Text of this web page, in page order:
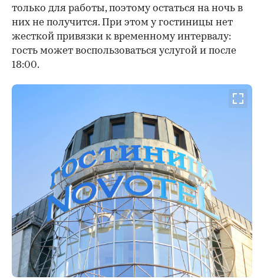
только для работы, поэтому остаться на ночь в
них не получится. При этом у гостиницы нет
жесткой привязки к временному интервалу:
гость может воспользоваться услугой и после
18:00.